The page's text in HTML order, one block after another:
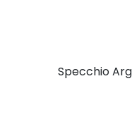
Specchio